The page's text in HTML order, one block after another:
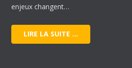
enjeux changent…
LIRE LA SUITE …